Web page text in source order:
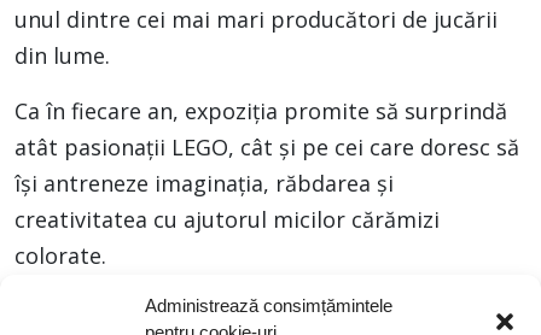
Administrează consimțămintele
unul dintre cei mai mari producători de jucării
din lume.
Ca în fiecare an, expoziția promite să surprindă
atât pasionații LEGO, cât și pe cei care doresc să
își antreneze imaginația, răbdarea și
creativitatea cu ajutorul micilor cărămizi
colorate.
Vă așteptăm să descoperiți un univers